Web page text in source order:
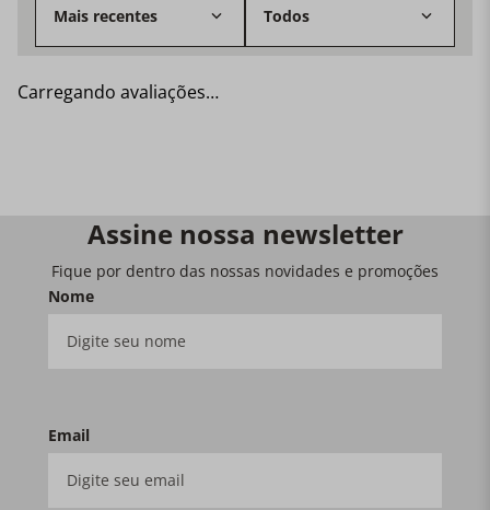
almofada.
Mais recentes Todos
Carregando avaliações…
Assine nossa newsletter
Fique por dentro das nossas novidades e promoções
Nome
Email